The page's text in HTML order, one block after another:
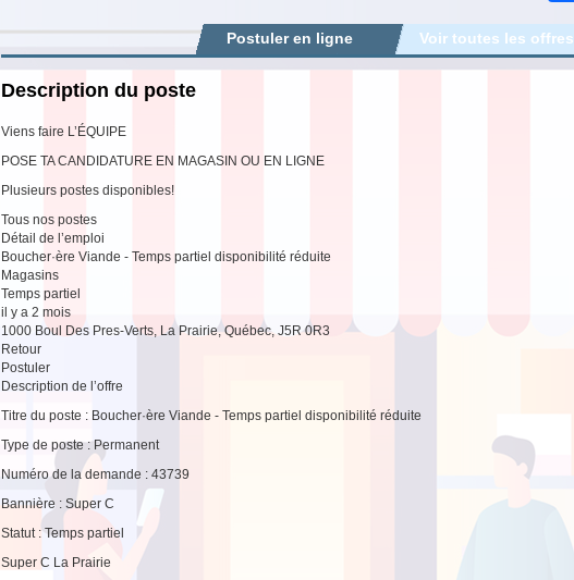
Voir toutes les offres
Postuler en ligne
Description du poste
Viens faire L’ÉQUIPE
POSE TA CANDIDATURE EN MAGASIN OU EN LIGNE
Plusieurs postes disponibles!
Tous nos postes
Détail de l’emploi
Boucher·ère Viande - Temps partiel disponibilité réduite
Magasins
Temps partiel
il y a 2 mois
1000 Boul Des Pres-Verts, La Prairie, Québec, J5R 0R3
Retour
Postuler
Description de l’offre
Titre du poste : Boucher·ère Viande - Temps partiel disponibilité réduite
Type de poste : Permanent
Numéro de la demande : 43739
Bannière : Super C
Statut : Temps partiel
Super C La Prairie